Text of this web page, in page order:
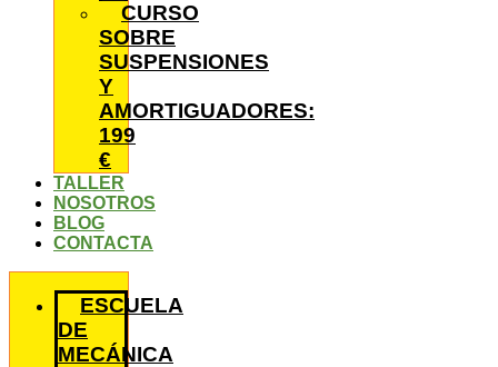
CURSO
SOBRE
SUSPENSIONES
Y
AMORTIGUADORES:
199
€
TALLER
NOSOTROS
BLOG
CONTACTA
ESCUELA
DE
MECÁNICA